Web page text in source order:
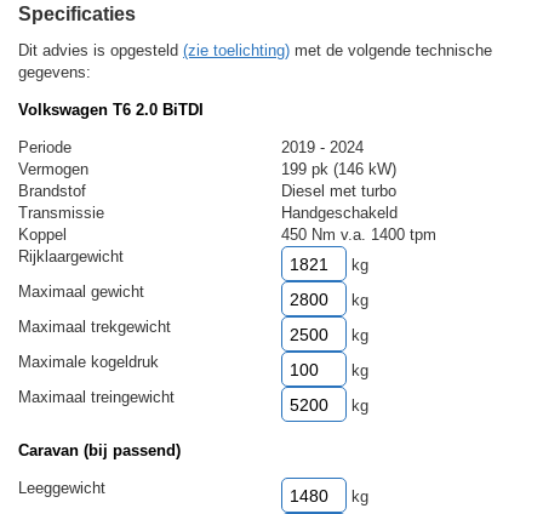
Specificaties
Dit advies is opgesteld (zie toelichting) met de volgende technische
gegevens:
Volkswagen T6 2.0 BiTDI
Periode
2019 - 2024
Vermogen
199 pk (146 kW)
Brandstof
Diesel met turbo
Transmissie
Handgeschakeld
Koppel
450 Nm v.a. 1400 tpm
Rijklaargewicht
kg
Maximaal gewicht
kg
Maximaal trekgewicht
kg
Maximale kogeldruk
kg
Maximaal treingewicht
kg
Caravan (bij passend)
Leeggewicht kg